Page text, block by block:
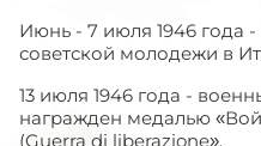
Июнь - 7 июля 1946 года
советской молодежи в
13 июля 1946 года -
награжден медалью
(Guerra di liberazione».